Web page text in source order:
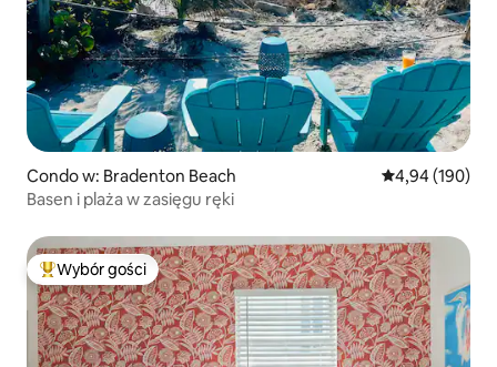
Condo w: Bradenton Beach Średnia
4,94 (190)
Basen i plaża w zasięgu ręki
Najpopularniejsze z kategorii Wybór gości
Wybór gości